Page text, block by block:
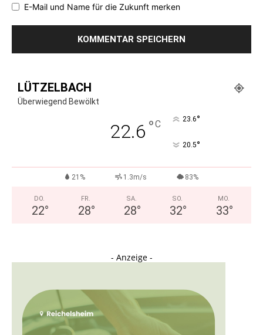
E-Mail und Name für die Zukunft merken
LÜTZELBACH
Überwiegend Bewölkt
22.6 °C 23.6°
20.5°
21% 1.3m/s 83%
DO.
22°
FR.
28°
SA.
28°
SO.
32°
MO.
33°
- Anzeige -